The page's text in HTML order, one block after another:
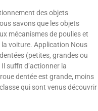
des objets
savons que les objets
mécanismes de poulies et
la voiture. Application Nous
(petites, grandes ou
suffit d’actionner la
dentée est grande, moins
qui sont venus découvrir